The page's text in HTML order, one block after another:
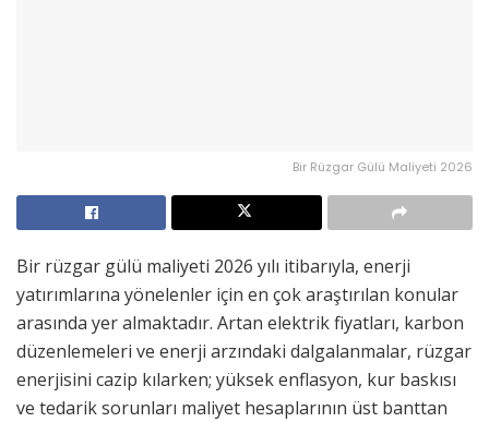
Bir Rüzgar Gülü Maliyeti 2026
Bir rüzgar gülü maliyeti 2026 yılı itibarıyla, enerji
yatırımlarına yönelenler için en çok araştırılan konular
arasında yer almaktadır. Artan elektrik fiyatları, karbon
düzenlemeleri ve enerji arzındaki dalgalanmalar, rüzgar
enerjisini cazip kılarken; yüksek enflasyon, kur baskısı
ve tedarik sorunları maliyet hesaplarının üst banttan